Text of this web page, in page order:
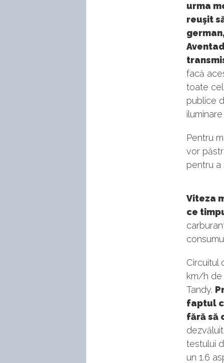
urma
reuşit
facă
toate
publice
Pentru
vor
pentru a
Viteza
ce
Circuitul
km/h de
Tandy.
faptul
fără să
testului
un 1.6